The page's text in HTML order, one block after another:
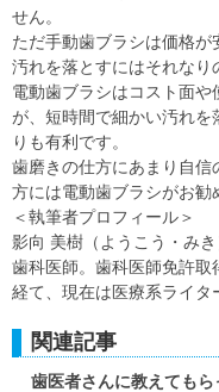
せん。
ただ手動歯ブラシは価格
汚れを落とすにはそれなり
電動歯ブラシはコスト面
が、短時間で細かい汚れを
りも有利です。
歯磨きの仕方にあまり自
方には電動歯ブラシがお勧
＜執筆者プロフィール＞
影向 美樹（ようこう・みき
歯科医師。歯科医師免許取
経て、現在は医療系ライタ
関連記事
歯医者さんに教えてもら